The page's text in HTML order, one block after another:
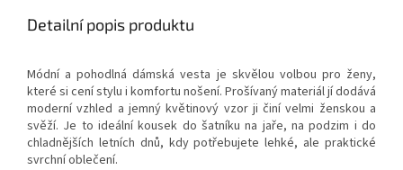
Detailní popis produktu
Módní a pohodlná dámská vesta je skvělou volbou pro ženy,
které si cení stylu i komfortu nošení. Prošívaný materiál jí dodává
moderní vzhled a jemný květinový vzor ji činí velmi ženskou a
svěží. Je to ideální kousek do šatníku na jaře, na podzim i do
chladnějších letních dnů, kdy potřebujete lehké, ale praktické
svrchní oblečení.